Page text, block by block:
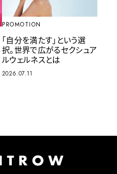
PROMOTION
「自分を満たす」という選
択。世界で広がるセクシュア
ルウェルネスとは
2026.07.11